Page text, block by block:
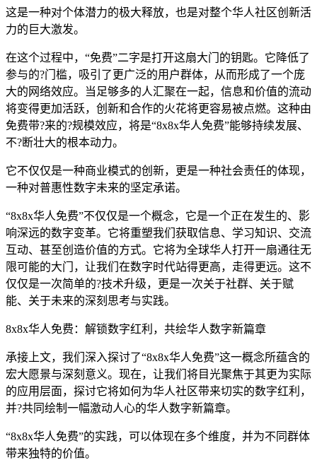
这是一种对个体潜力的极大释放，也是对整个华人社区创新活
力的巨大激发。
在这个过程中，“免费”二字是打开这扇大门的钥匙。它降低了
参与的?门槛，吸引了更广泛的用户群体，从而形成了一个庞
大的网络效应。当足够多的人汇聚在一起，信息和价值的流动
将变得更加活跃，创新和合作的火花将更容易被点燃。这种由
免费带?来的?规模效应，将是“8x8x华人免费”能够持续发展、
不?断壮大的根本动力。
它不仅仅是一种商业模式的创新，更是一种社会责任的体现，
一种对普惠性数字未来的坚定承诺。
“8x8x华人免费”不仅仅是一个概念，它是一个正在发生的、影
响深远的数字变革。它将重塑我们获取信息、学习知识、交流
互动、甚至创造价值的方式。它将为全球华人打开一扇通往无
限可能的大门，让我们在数字时代站得更高，走得更远。这不
仅仅是一次简单的?技术升级，更是一次关于社群、关于赋
能、关于未来的深刻思考与实践。
8x8x华人免费：解锁数字红利，共绘华人数字新篇章
承接上文，我们深入探讨了“8x8x华人免费”这一概念所蕴含的
宏大愿景与深刻意义。现在，让我们将目光聚焦于其更为实际
的应用层面，探讨它将如何为华人社区带来切实的数字红利，
并?共同绘制一幅激动人心的华人数字新篇章。
“8x8x华人免费”的实践，可以体现在多个维度，并为不同群体
带来独特的价值。